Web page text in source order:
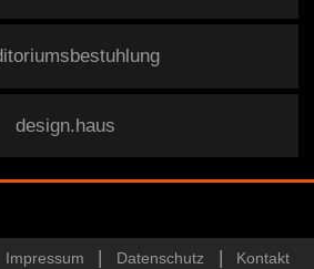
design.haus
Impressum Datenschutz Kontakt